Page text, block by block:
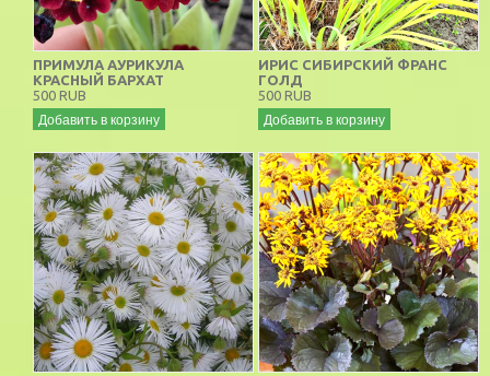
ПРИМУЛА АУРИКУЛА
КРАСНЫЙ БАРХАТ
500 RUB
Добавить в корзину
ИРИС СИБИРСКИЙ ФРАНС
ГОЛД
500 RUB
Добавить в корзину